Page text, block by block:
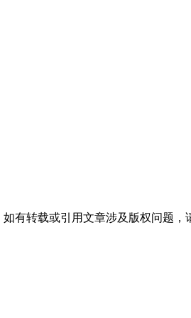
有转载或引用文章涉及版权问题，